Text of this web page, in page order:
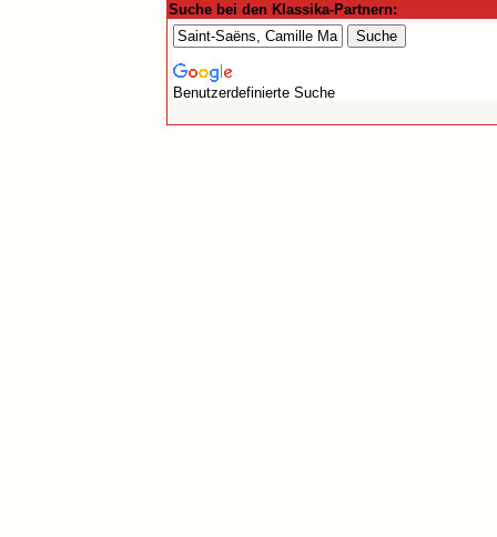
Suche bei den Klassika-Partnern:
Benutzerdefinierte Suche